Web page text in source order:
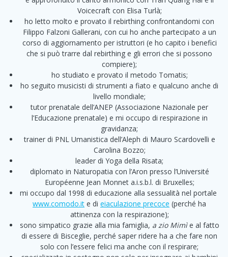
Voicecraft con Elisa Turlà;
ho letto molto e provato il rebirthing confrontandomi con
Filippo Falzoni Gallerani, con cui ho anche partecipato a un
corso di aggiornamento per istruttori (e ho capito i benefici
che si può trarre dal rebirthing e gli errori che si possono
compiere);
ho studiato e provato il metodo Tomatis;
ho seguito musicisti di strumenti a fiato e qualcuno anche di
livello mondiale;
tutor prenatale dell’ANEP (Associazione Nazionale per
l’Educazione prenatale) e mi occupo di respirazione in
gravidanza;
trainer di PNL Umanistica dell’Aleph di Mauro Scardovelli e
Carolina Bozzo;
leader di Yoga della Risata;
diplomato in Naturopatia con l’Aron presso l’Université
Européenne Jean Monnet a.i.s.b.l. di Bruxelles;
mi occupo dal 1998 di educazione alla sessualità nel portale
www.comodo.it e di eiaculazione precoce (perché ha
attinenza con la respirazione);
sono simpatico grazie alla mia famiglia, a zio Mimìe al fatto
di essere di Bisceglie, perché saper ridere ha a che fare non
solo con l’essere felici ma anche con il respirare;